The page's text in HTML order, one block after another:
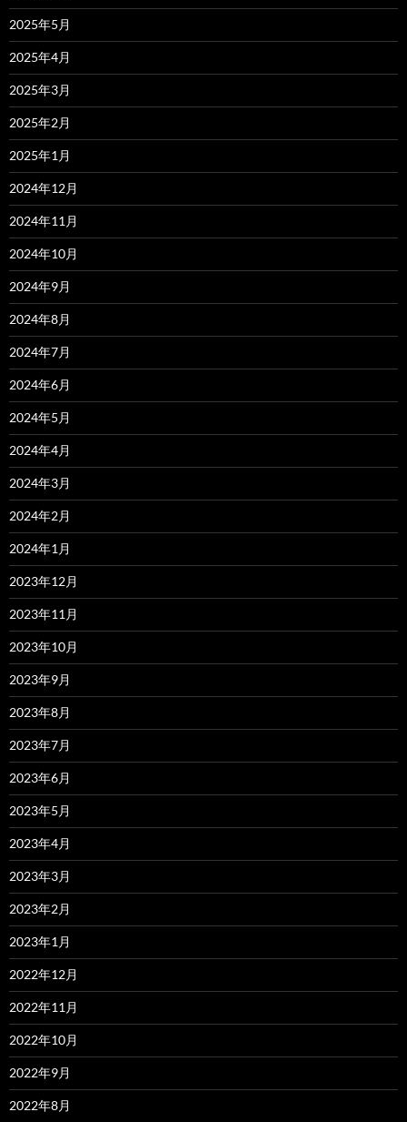
2025年5月
2025年4月
2025年3月
2025年2月
2025年1月
2024年12月
2024年11月
2024年10月
2024年9月
2024年8月
2024年7月
2024年6月
2024年5月
2024年4月
2024年3月
2024年2月
2024年1月
2023年12月
2023年11月
2023年10月
2023年9月
2023年8月
2023年7月
2023年6月
2023年5月
2023年4月
2023年3月
2023年2月
2023年1月
2022年12月
2022年11月
2022年10月
2022年9月
2022年8月